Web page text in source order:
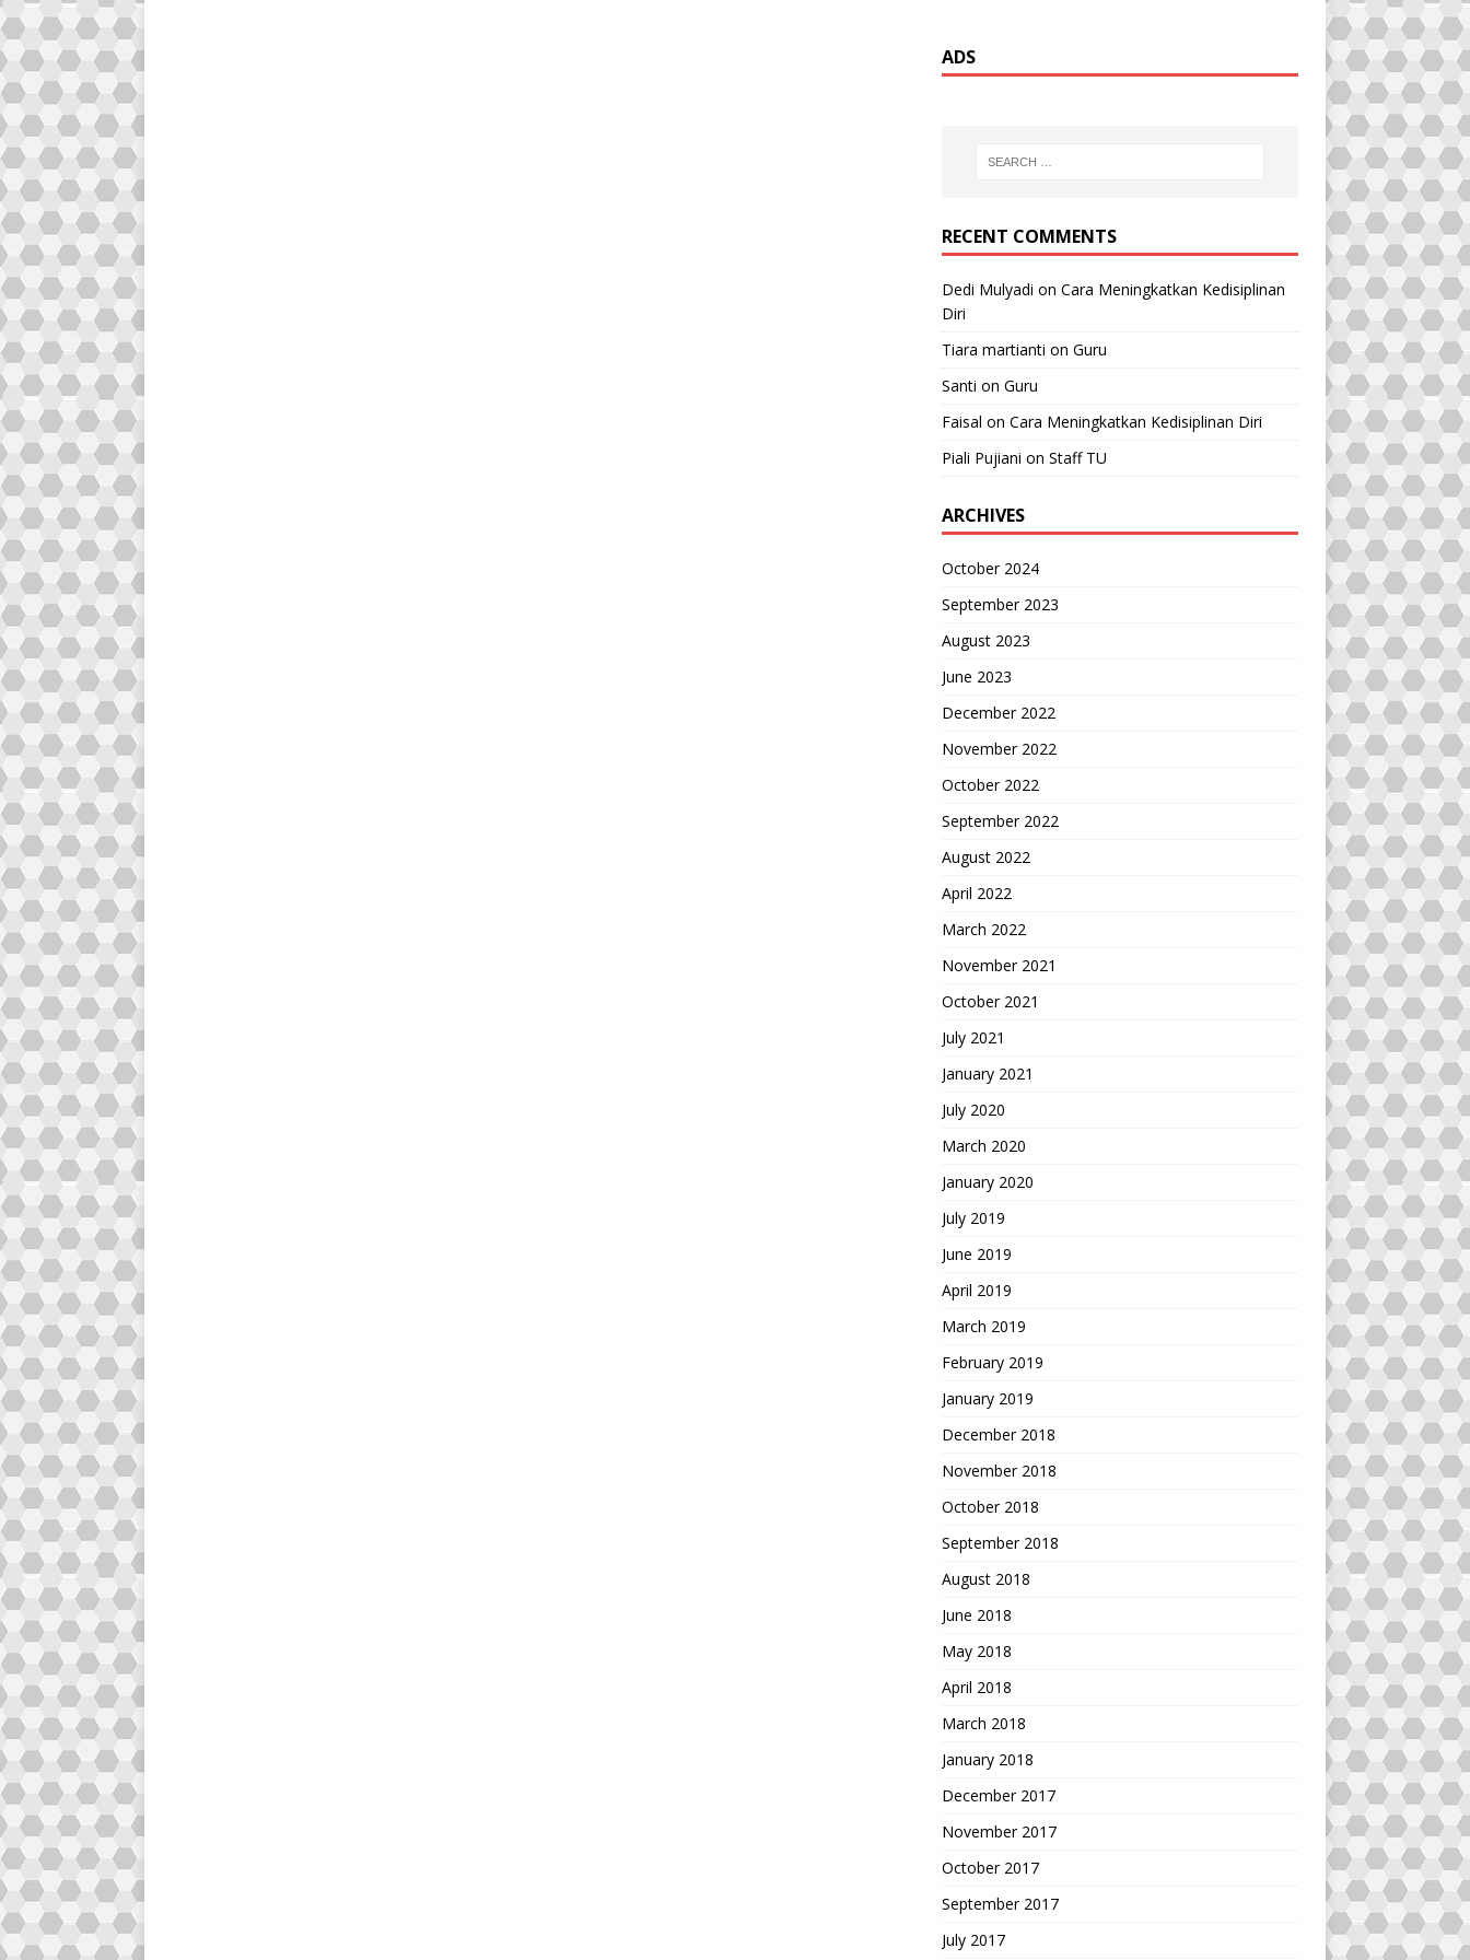
ADS
RECENT COMMENTS
Dedi Mulyadi on Cara Meningkatkan Kedisiplinan
Diri
Tiara martianti on Guru
Santi on Guru
Faisal on Cara Meningkatkan Kedisiplinan Diri
Piali Pujiani on Staff TU
ARCHIVES
October 2024
September 2023
August 2023
June 2023
December 2022
November 2022
October 2022
September 2022
August 2022
April 2022
March 2022
November 2021
October 2021
July 2021
January 2021
July 2020
March 2020
January 2020
July 2019
June 2019
April 2019
March 2019
February 2019
January 2019
December 2018
November 2018
October 2018
September 2018
August 2018
June 2018
May 2018
April 2018
March 2018
January 2018
December 2017
November 2017
October 2017
September 2017
July 2017